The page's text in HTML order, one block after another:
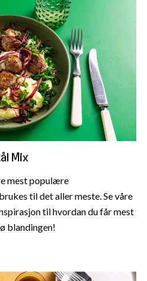
Mix
mest populære
til det aller meste. Se våre
til hvordan du får mest
blandingen!